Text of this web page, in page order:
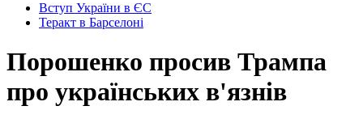
Вступ України в ЄС
Теракт в Барселоні
Порошенко просив Трампа
про українських в'язнів